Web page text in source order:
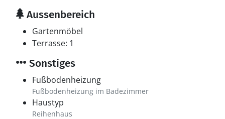
Aussenbereich
Gartenmöbel
Terrasse: 1
Sonstiges
Fußbodenheizung
Fußbodenheizung im Badezimmer
Haustyp
Reihenhaus